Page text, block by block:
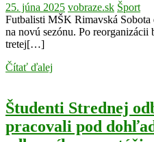
25. júna 2025 vobraze.sk Šport
Futbalisti MŠK Rimavská
na novú sezónu. Po
tretej[…]
Čítať ďalej
Študenti Strednej
pracovali pod